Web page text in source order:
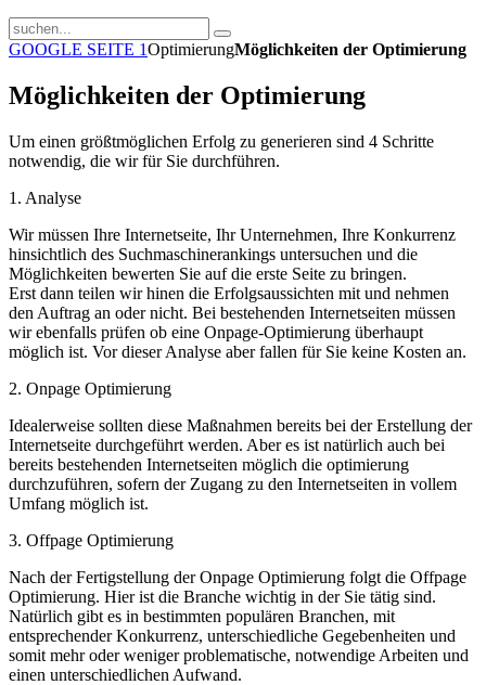
GOOGLE SEITE 1OptimierungMöglichkeiten der Optimierung
Möglichkeiten der Optimierung
Um einen größtmöglichen Erfolg zu generieren sind 4 Schritte
notwendig, die wir für Sie durchführen.
1. Analyse
Wir müssen Ihre Internetseite, Ihr Unternehmen, Ihre Konkurrenz
hinsichtlich des Suchmaschinerankings untersuchen und die
Möglichkeiten bewerten Sie auf die erste Seite zu bringen.
Erst dann teilen wir hinen die Erfolgsaussichten mit und nehmen
den Auftrag an oder nicht. Bei bestehenden Internetseiten müssen
wir ebenfalls prüfen ob eine Onpage-Optimierung überhaupt
möglich ist. Vor dieser Analyse aber fallen für Sie keine Kosten an.
2. Onpage Optimierung
Idealerweise sollten diese Maßnahmen bereits bei der Erstellung der
Internetseite durchgeführt werden. Aber es ist natürlich auch bei
bereits bestehenden Internetseiten möglich die optimierung
durchzuführen, sofern der Zugang zu den Internetseiten in vollem
Umfang möglich ist.
3. Offpage Optimierung
Nach der Fertigstellung der Onpage Optimierung folgt die Offpage
Optimierung. Hier ist die Branche wichtig in der Sie tätig sind.
Natürlich gibt es in bestimmten populären Branchen, mit
entsprechender Konkurrenz, unterschiedliche Gegebenheiten und
somit mehr oder weniger problematische, notwendige Arbeiten und
einen unterschiedlichen Aufwand.